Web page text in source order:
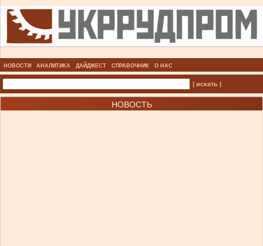
НОВОСТИ АНАЛИТИКА ДАЙДЖЕСТ СПРАВОЧНИК О НАС
| искать |
НОВОСТЬ